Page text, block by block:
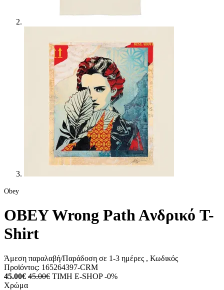
Obey
OBEY Wrong Path Aνδρικό T-
Shirt
Άμεση παραλαβή/Παράδοση σε 1-3 ημέρες , Κωδικός
Προϊόντος: 165264397-CRM
45.00€ 45.00€ ΤΙΜΗ E-SHOP -0%
Χρώμα